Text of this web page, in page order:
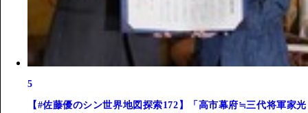
5
【#佐藤優のシン世界地図探索172】「高市幕府≒三代将軍家光